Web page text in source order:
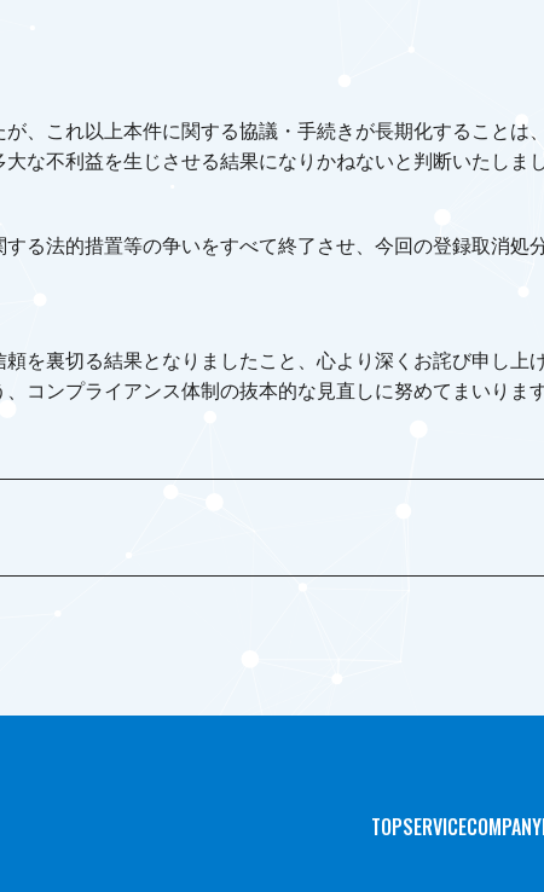
、これ以上本件に関する協議・手続きが長期化することは
な不利益を生じさせる結果になりかねないと判断いたしまし
る法的措置等の争いをすべて終了させ、今回の登録取消処
を裏切る結果となりましたこと、心より深くお詫び申し上げ
コンプライアンス体制の抜本的な見直しに努めてまいります
TOPSERVICECOMPANY